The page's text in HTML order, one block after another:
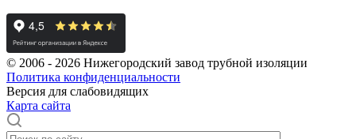
© 2006 - 2026 Нижегородский завод трубной изоляции
Политика конфиденциальности
Версия для слабовидящих
Карта сайта